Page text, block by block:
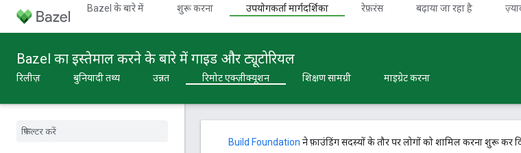
Bazel के बारे में शुरू करना उपयोगकर्ता मार्गदर्शिका रेफ़रंस बढ़ाया जा रहा है
Bazel का इस्तेमाल करने के बारे में गाइड और ट्यूटोरियल
रिलीज़ बुनियादी तथ्य उन्नत रिमोट एक्ज़ीक्यूशन शिक्षण सामग्री माइग्रेट करना
Build Foundation ने फ़ाउंडिंग सदस्यों के तौर पर लोगों को शामिल करना शुरू कर